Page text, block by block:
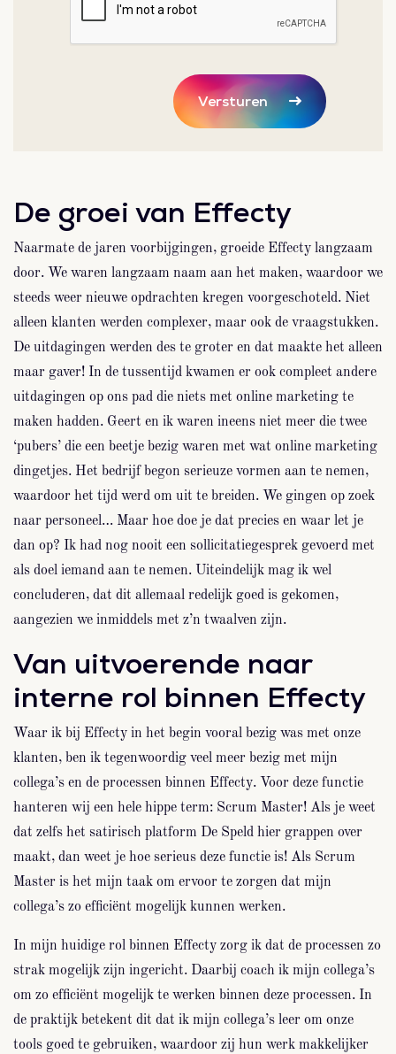
Versturen
De groei van Effecty
Naarmate de jaren voorbijgingen, groeide Effecty langzaam
door. We waren langzaam naam aan het maken, waardoor we
steeds weer nieuwe opdrachten kregen voorgeschoteld. Niet
alleen klanten werden complexer, maar ook de vraagstukken.
De uitdagingen werden des te groter en dat maakte het alleen
maar gaver! In de tussentijd kwamen er ook compleet andere
uitdagingen op ons pad die niets met online marketing te
maken hadden. Geert en ik waren ineens niet meer die twee
‘pubers’ die een beetje bezig waren met wat online marketing
dingetjes. Het bedrijf begon serieuze vormen aan te nemen,
waardoor het tijd werd om uit te breiden. We gingen op zoek
naar personeel… Maar hoe doe je dat precies en waar let je
dan op? Ik had nog nooit een sollicitatiegesprek gevoerd met
als doel iemand aan te nemen. Uiteindelijk mag ik wel
concluderen, dat dit allemaal redelijk goed is gekomen,
aangezien we inmiddels met z’n twaalven zijn.
Van uitvoerende naar
interne rol binnen Effecty
Waar ik bij Effecty in het begin vooral bezig was met onze
klanten, ben ik tegenwoordig veel meer bezig met mijn
collega’s en de processen binnen Effecty. Voor deze functie
hanteren wij een hele hippe term: Scrum Master! Als je weet
dat zelfs het satirisch platform De Speld hier grappen over
maakt, dan weet je hoe serieus deze functie is! Als Scrum
Master is het mijn taak om ervoor te zorgen dat mijn
collega’s zo efficiënt mogelijk kunnen werken.
In mijn huidige rol binnen Effecty zorg ik dat de processen zo
strak mogelijk zijn ingericht. Daarbij coach ik mijn collega’s
om zo efficiënt mogelijk te werken binnen deze processen. In
de praktijk betekent dit dat ik mijn collega’s leer om onze
tools goed te gebruiken, waardoor zij hun werk makkelijker